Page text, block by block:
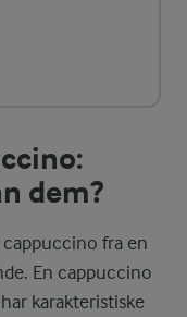
dem?
fra en
En cappuccino
karakteristiske